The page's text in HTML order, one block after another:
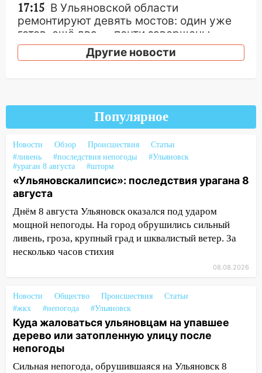
17:15 В Ульяновской области
ремонтируют девять мостов: один уже
готов, ещё два — почти завершены
17:00
«Ульяновскалипсис»: последствия
области на 9 августа
Из-за мощной непогоды в
время»
16:17 Мелекесский район первым в
Ульяновской области намолотил более
100 тысяч тонн зерна
15:17 В колледжи и техникумы
Ульяновской области подали более 10
тысяч заявлений
Фоторепортаж с улиц Ульяновска
затопленные улицы
14:28 Ураган вырвал остановку на улице
Деева в Заволжье
14:26 Жители Ульяновска сами
пытаются расчистить ливнёвки, не
Другие новости
Популярное
Новости Обзор Происшествия
Статьи
#ливень
#последствия непогоды
#Ульяновск
#ураган 8 августа
#шторм
«Ульяновскалипсис»: последствия урагана 8
августа
Днём 8 августа Ульяновск оказался под ударом
мощной непогоды. На город обрушились сильный
ливень, гроза, крупный град и шквалистый ветер. За
несколько часов стихия
08.08.2026
Новости Общество Происшествия
Статьи
#жкх
#непогода #Ульяновск
Куда жаловаться ульяновцам на упавшее
дерево или затопленную улицу после
непогоды
Сильная непогода, обрушившаяся на Ульяновск 8